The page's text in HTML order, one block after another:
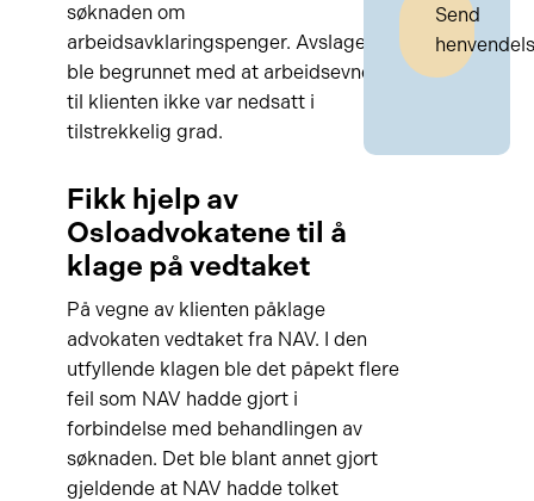
søknaden om
arbeidsavklaringspenger. Avslaget
ble begrunnet med at arbeidsevnen
til klienten ikke var nedsatt i
tilstrekkelig grad.
Fikk hjelp av
Osloadvokatene til å
klage på vedtaket
På vegne av klienten påklage
advokaten vedtaket fra NAV. I den
utfyllende klagen ble det påpekt flere
feil som NAV hadde gjort i
forbindelse med behandlingen av
søknaden. Det ble blant annet gjort
gjeldende at NAV hadde tolket
Send